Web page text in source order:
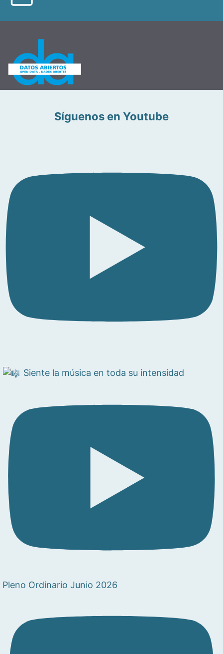
Síguenos en Youtube
Siente la música en toda su intensidad
Pleno Ordinario Junio 2026